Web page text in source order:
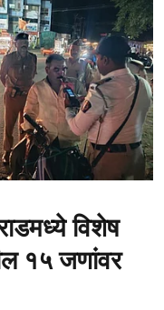
विशेष
१५ जणांवर